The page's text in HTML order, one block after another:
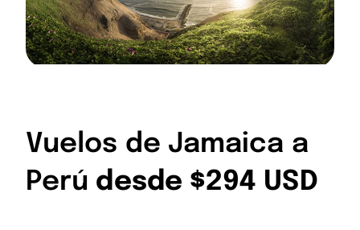
Vuelos de Jamaica a
Perú desde $294 USD